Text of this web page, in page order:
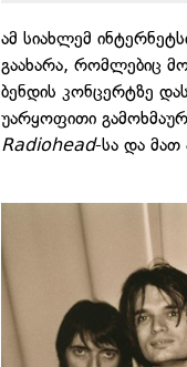
ამ სიახლემ
გაახარა, რომლებიც
ბენდის კონცერტზე
უარყოფითი
Radiohead-სა და მათ